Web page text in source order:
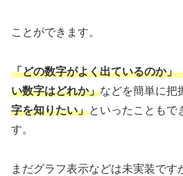
ことができます。
「どの数字がよく出ているのか」
い数字はどれか」などを簡単に把
字を知りたい」といったこともで
す。
まだグラフ表示などは未実装です